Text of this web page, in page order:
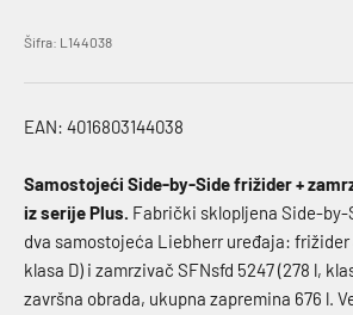
Šifra: L144038
EAN: 4016803144038
Samostojeći Side-by-Side frižider +
iz serije Plus. Fabrički sklopljena Side-
dva samostojeća Liebherr uređaja: frižider
klasa D) i zamrzivač SFNsfd 5247 (278 l,
završna obrada, ukupna zapremina 676 l.